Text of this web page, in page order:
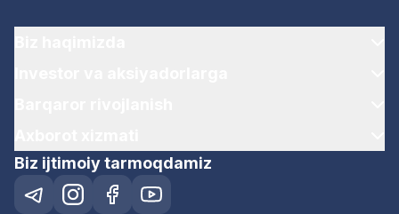
Biz ijtimoiy tarmoqdamiz